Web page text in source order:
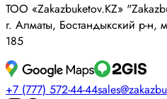
ТОО «Zakazbuketov.KZ»
г. Алматы, Бостандыкский р-н,
185
+7 (777) 572-44-44